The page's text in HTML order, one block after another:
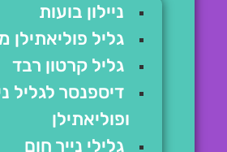
ניילון בועות
גליל פוליאתילן
גליל קרטון רבד
דיספנסר לגליל
ופוליאתילן
גלילי נייר חום